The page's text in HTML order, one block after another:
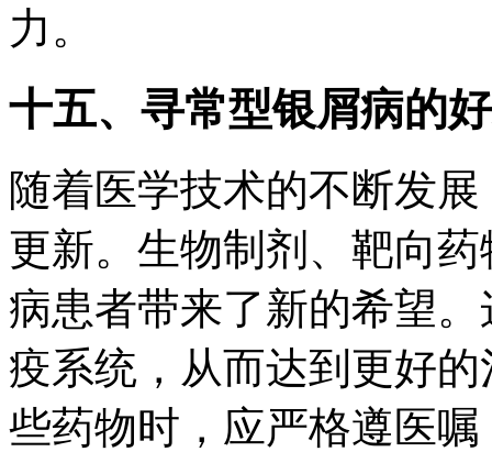
力。
十五、寻常型银屑病的
随着医学技术的不断发
更新。生物制剂、靶向
病患者带来了新的希望
疫系统，从而达到更好
些药物时，应严格遵医